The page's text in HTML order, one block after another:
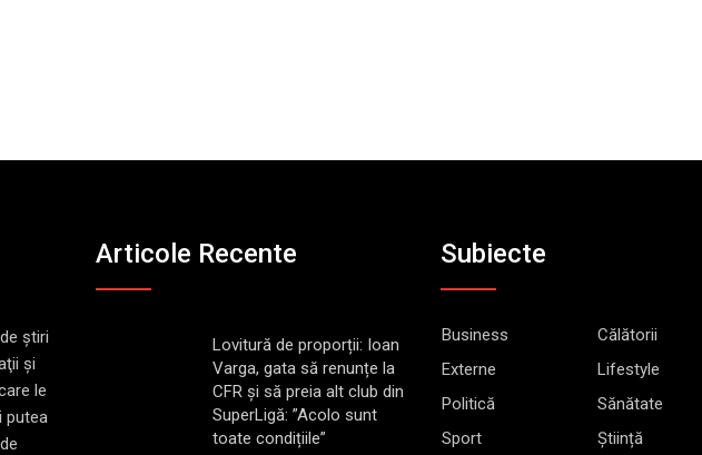
ştiri
şi
le
putea
Articole Recente
Lovitură de proporții: Ioan
Varga, gata să renunțe la
CFR și să preia alt club din
SuperLigă: ”Acolo sunt
toate condițiile”
Subiecte
Business
Călătorii
Externe
Lifestyle
Politică
Sănătate
Sport
Știință